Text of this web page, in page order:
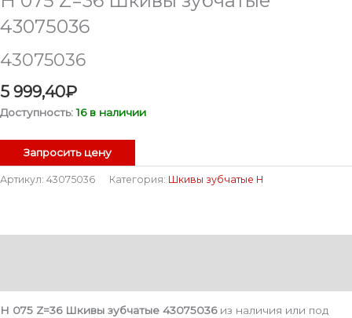
43075036
43075036
5 999,40₽
Доступность: 16 в наличии
Запросить цену
Артикул: 43075036 Категория: Шкивы зубчатые H
H 075 Z=36 Шкивы зубчатые 43075036из наличия или под